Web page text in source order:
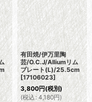
有田焼/伊万里陶
芸/O.C.J/Alliumリム
プレート(L)/25.5cm
[17106023]
3,800円(税別)
(税込 : 4,180円)